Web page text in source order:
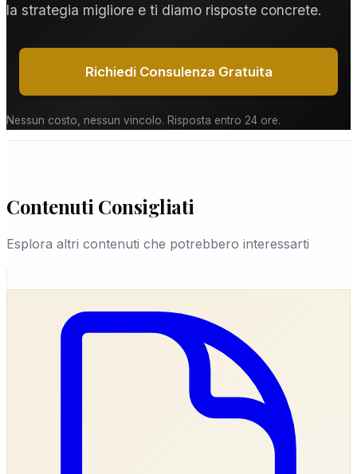
la strategia migliore e ti diamo risposte concrete.
Richiedi Consulenza Gratuita
Nessun costo, nessun vincolo. Risposta entro 24 ore.
Contenuti Consigliati
Esplora altri contenuti che potrebbero interessarti